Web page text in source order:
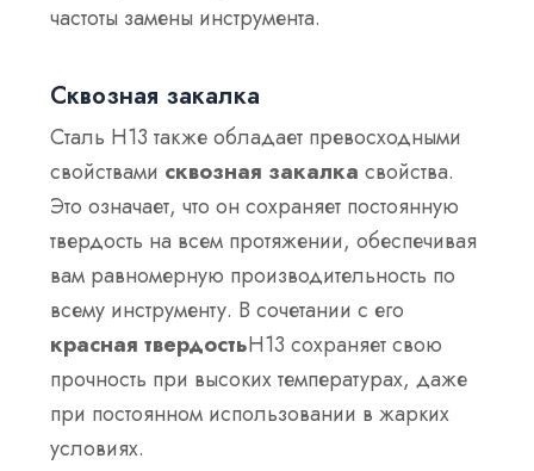
частоты замены инструмента.
Сквозная закалка
Сталь H13 также обладает превосходными
свойствами сквозная закалка свойства.
Это означает, что он сохраняет постоянную
твердость на всем протяжении, обеспечивая
вам равномерную производительность по
всему инструменту. В сочетании с его
красная твердостьH13 сохраняет свою
прочность при высоких температурах, даже
при постоянном использовании в жарких
условиях.